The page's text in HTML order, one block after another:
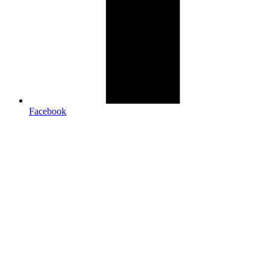
Facebook